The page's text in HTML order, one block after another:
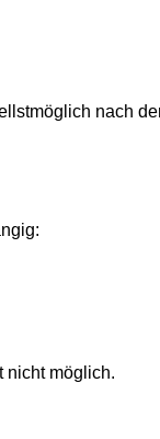
nach
nicht möglich.